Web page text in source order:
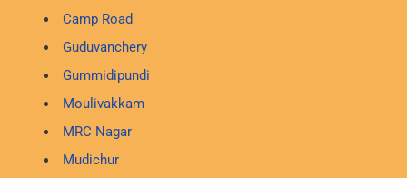
Camp Road
Guduvanchery
Gummidipundi
Moulivakkam
MRC Nagar
Mudichur